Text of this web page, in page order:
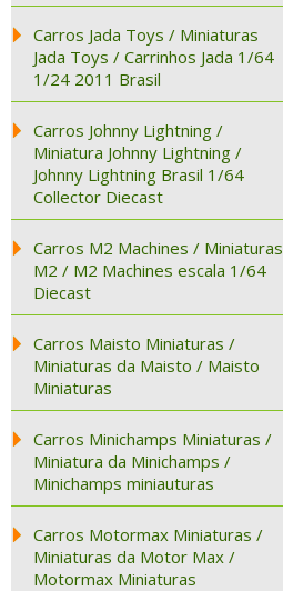
Carros Jada Toys / Miniaturas
Jada Toys / Carrinhos Jada 1/64
1/24 2011 Brasil
Carros Johnny Lightning /
Miniatura Johnny Lightning /
Johnny Lightning Brasil 1/64
Collector Diecast
Carros M2 Machines / Miniaturas
M2 / M2 Machines escala 1/64
Diecast
Carros Maisto Miniaturas /
Miniaturas da Maisto / Maisto
Miniaturas
Carros Minichamps Miniaturas /
Miniatura da Minichamps /
Minichamps miniauturas
Carros Motormax Miniaturas /
Miniaturas da Motor Max /
Motormax Miniaturas